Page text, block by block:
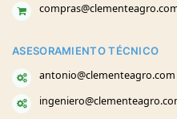
ASESORAMIENTO TÉCNICO
antonio@clementeagro.com